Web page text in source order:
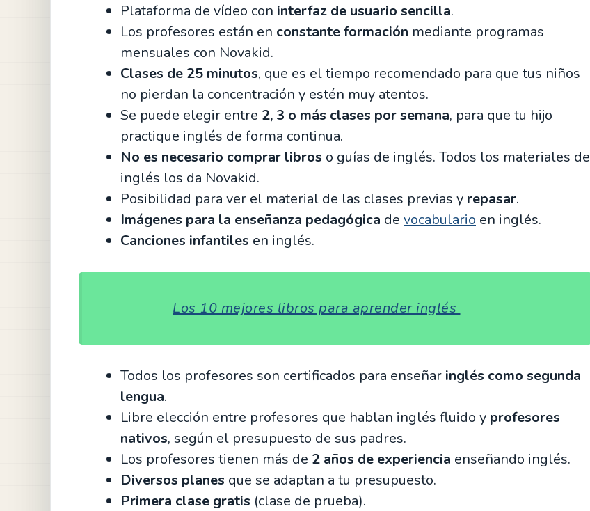
Plataforma de vídeo con interfaz de usuario sencilla.
Los profesores están en constante formación mediante programas
mensuales con Novakid.
Clases de 25 minutos, que es el tiempo recomendado para que tus niños
no pierdan la concentración y estén muy atentos.
Se puede elegir entre 2, 3 o más clases por semana, para que tu hijo
practique inglés de forma continua.
No es necesario comprar libros o guías de inglés. Todos los materiales de
inglés los da Novakid.
Posibilidad para ver el material de las clases previas y repasar.
Imágenes para la enseñanza pedagógica de vocabulario en inglés.
Canciones infantiles en inglés.
Los 10 mejores libros para aprender inglés
Todos los profesores son certificados para enseñar inglés como segunda
lengua.
Libre elección entre profesores que hablan inglés fluido y profesores
nativos, según el presupuesto de sus padres.
Los profesores tienen más de 2 años de experiencia enseñando inglés.
Diversos planes que se adaptan a tu presupuesto.
Primera clase gratis (clase de prueba).